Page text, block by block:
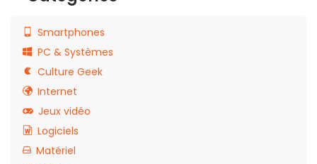
Smartphones
PC & Systèmes
Culture Geek
Internet
Jeux vidéo
Logiciels
Matériel